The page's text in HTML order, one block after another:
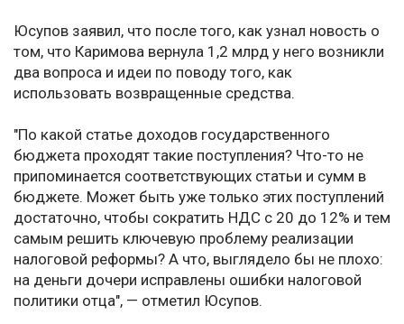
Юсупов заявил, что после того, как узнал новость о
том, что Каримова вернула 1,2 млрд у него возникли
два вопроса и идеи по поводу того, как
использовать возвращенные средства.
"По какой статье доходов государственного
бюджета проходят такие поступления? Что-то не
припоминается соответствующих статьи и сумм в
бюджете. Может быть уже только этих поступлений
достаточно, чтобы сократить НДС с 20 до 12% и тем
самым решить ключевую проблему реализации
налоговой реформы? А что, выглядело бы не плохо:
на деньги дочери исправлены ошибки налоговой
политики отца", — отметил Юсупов.